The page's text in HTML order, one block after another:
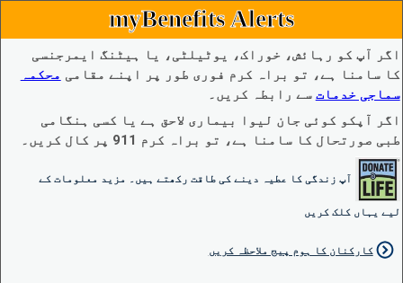
myBenefits Alerts
اگر آپ کو رہائش، خوراک، یوٹیلٹی، یا ہیٹنگ ایمرجنسی
کا سامنا ہے، تو براہ کرم فوری طور پر اپنے مقامی محکمہ
سماجی خدمات سے رابطہ کریں۔
اگر آپکو کوئی جان لیوا بیماری لاحق ہے یا کسی ہنگامی
طبی صورتحال کا سامنا ہے، تو براہ کرم 911 پر کال کریں۔
آپ زندگی کا عطیہ دینے کی طاقت رکھتے ہیں۔ مزید معلومات کے
لیے یہاں کلک کریں
کارکنان کا ہوم پیج ملاحظہ کریں